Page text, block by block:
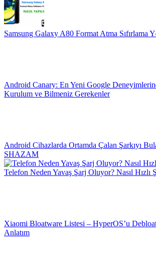
Samsung Galaxy A80 Format Atma Sıfırlama
Android Canary: En Yeni Google
Kurulum ve Bilmeniz Gerekenler
Android Cihazlarda Ortamda Çalan Şarkıyı
SHAZAM
Telefon Neden Yavaş Şarj Oluyor? Nasıl Hızlı
Xiaomi Bloatware Listesi – HyperOS’u
Anlatım